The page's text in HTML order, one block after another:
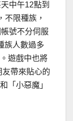
中午12點到
不限種族，
號不分伺服
族人數過多
遊戲中也將
帶來貼心的
「小惡魔」